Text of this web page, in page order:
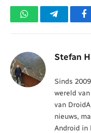
WhatsAppTelegram
Stefan
Sinds
wereld
van
nieuws,
Android in